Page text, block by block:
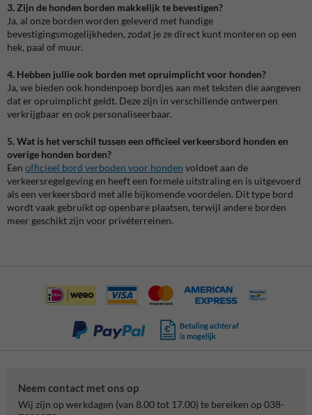
3. Zijn de honden borden makkelijk te bevestigen?
Ja, al onze borden worden geleverd met handige
bevestigingsmogelijkheden, zodat je ze direct kunt monteren op een
hek, paal of muur.
4. Hebben jullie ook borden met opruimplicht voor honden?
Ja, we bieden ook hondenpoep bordjes aan met teksten die aangeven
dat er opruimplicht geldt. Deze zijn in verschillende ontwerpen
verkrijgbaar en ook personaliseerbaar.
5. Wat is het verschil tussen een officieel verkeersbord honden en
overige honden borden?
Een officieel bord verboden voor honden voldoet aan de
verkeersregelgeving en heeft een formele uitstraling en is uitgevoerd
als een verkeersbord met alle bijkomende voordelen. Dit type bord
wordt vaak gebruikt op openbare plaatsen, terwijl andere borden
meer geschikt zijn voor privéterreinen.
Betaling achteraf
is mogelijk
Neem contact met ons op
Wij zijn op werkdagen (van 8.00 tot 17.00) te bereiken op 038-